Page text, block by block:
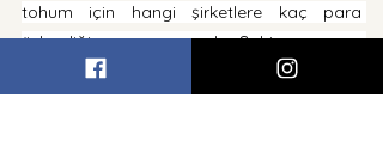
tohum için hangi şirketlere kaç para
ödendiği sorusunu sordu. Şahiner ayrıca,
“Kimyevi gübre ve ilaç satan bir şirkette